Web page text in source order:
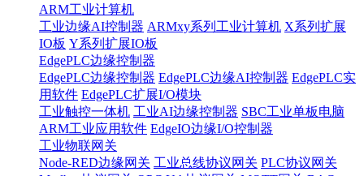
ARM工业计算机
工业边缘AI控制器 ARMxy系列工业计算机 X系列扩展
IO板 Y系列扩展IO板
EdgePLC边缘控制器
EdgePLC边缘控制器 EdgePLC边缘AI控制器 EdgePLC实
用软件 EdgePLC扩展I/O模块
工业触控一体机 工业AI边缘控制器 SBC工业单板电脑
ARM工业应用软件 EdgeIO边缘I/O控制器
工业物联网关
Node-RED边缘网关 工业总线协议网关 PLC协议网关